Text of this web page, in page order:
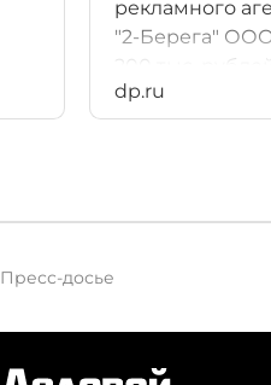
рекламного
"2-Берега"
200 тыс.
рассылку.
dp.ru
Пресс-досье